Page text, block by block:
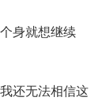
身就想继续
还无法相信这